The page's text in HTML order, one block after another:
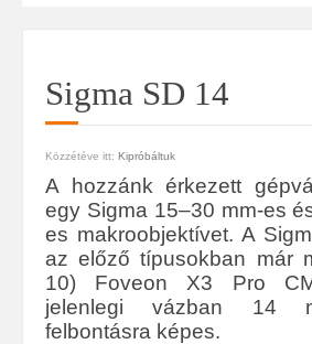
Sigma SD 14
Közzétéve itt: Kipróbáltuk
A hozzánk érkezett
egy Sigma 15–30 mm-es
es makroobjektívet. A
az előző típusokban már
10) Foveon X3 Pro
jelenlegi vázban 14
felbontásra képes.